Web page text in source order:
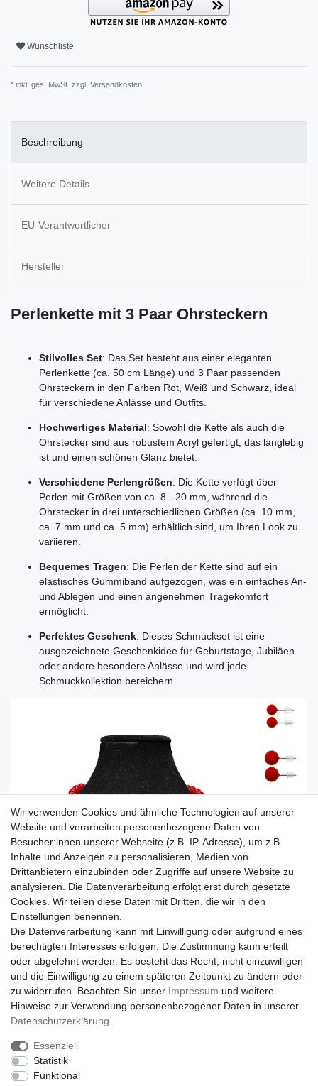
Wunschliste
* inkl. ges. MwSt. zzgl. Versandkosten
Beschreibung
Weitere Details
EU-Verantwortlicher
Hersteller
Perlenkette mit 3 Paar Ohrsteckern
Stilvolles Set: Das Set besteht aus einer eleganten
Perlenkette (ca. 50 cm Länge) und 3 Paar passenden
Ohrsteckern in den Farben Rot, Weiß und Schwarz, ideal
für verschiedene Anlässe und Outfits.
Hochwertiges Material: Sowohl die Kette als auch die
Ohrstecker sind aus robustem Acryl gefertigt, das langlebig
ist und einen schönen Glanz bietet.
Verschiedene Perlengrößen: Die Kette verfügt über
Perlen mit Größen von ca. 8 - 20 mm, während die
Ohrstecker in drei unterschiedlichen Größen (ca. 10 mm,
ca. 7 mm und ca. 5 mm) erhältlich sind, um Ihren Look zu
variieren.
Bequemes Tragen: Die Perlen der Kette sind auf ein
elastisches Gummiband aufgezogen, was ein einfaches An-
und Ablegen und einen angenehmen Tragekomfort
ermöglicht.
Perfektes Geschenk: Dieses Schmuckset ist eine
ausgezeichnete Geschenkidee für Geburtstage, Jubiläen
oder andere besondere Anlässe und wird jede
Schmuckkollektion bereichern.
Wir verwenden Cookies und ähnliche Technologien auf unserer
Website und verarbeiten personenbezogene Daten von
Besucher:innen unserer Webseite (z.B. IP-Adresse), um z.B.
Inhalte und Anzeigen zu personalisieren, Medien von
Drittanbietern einzubinden oder Zugriffe auf unsere Website zu
analysieren. Die Datenverarbeitung erfolgt erst durch gesetzte
Cookies. Wir teilen diese Daten mit Dritten, die wir in den
Einstellungen benennen.
Die Datenverarbeitung kann mit Einwilligung oder aufgrund eines
berechtigten Interesses erfolgen. Die Zustimmung kann erteilt
oder abgelehnt werden. Es besteht das Recht, nicht einzuwilligen
und die Einwilligung zu einem späteren Zeitpunkt zu ändern oder
zu widerrufen. Beachten Sie unser Impressum und weitere
Hinweise zur Verwendung personenbezogener Daten in unserer
Daten­schutz­erklärung
Essenziell
Statistik
Funktional